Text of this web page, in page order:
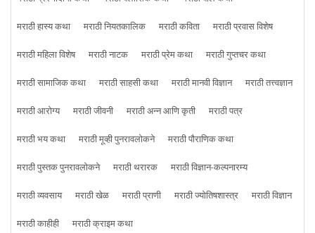
मराठी हास्य कथा
मराठी नियतकालिक मराठी कविता
मराठी प्रवास विशेष
मराठी महिला विशेष
मराठी नाटक मराठी प्रेम कथा
मराठी गुप्तचर कथा
मराठी सामाजिक कथा
मराठी साहसी कथा मराठी मानवी विज्ञान
मराठी तत्त्वज्ञान
मराठी आरोग्य
मराठी जीवनी मराठी अन्न आणि कृती
मराठी पत्र
मराठी भय कथा
मराठी मूव्ही पुनरावलोकने
मराठी पौराणिक कथा
मराठी पुस्तक पुनरावलोकने
मराठी थरारक
मराठी विज्ञान-कल्पनारम्य
मराठी व्यवसाय
मराठी खेळ मराठी प्राणी मराठी ज्योतिषशास्त्र
मराठी विज्ञान
मराठी काहीही
मराठी क्राइम कथा